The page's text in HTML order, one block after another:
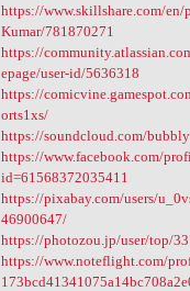
https://www.skillshare.com/en/
Kumar/781870271
https://
epage/user-id/5636318
https://
orts1xs/
https://soundcloud.com/
https://www.facebook.com/
id=61568372035411
https://pixabay.com/users/
46900647/
https://photozou.jp/user/top/
https://www.noteflight.com/